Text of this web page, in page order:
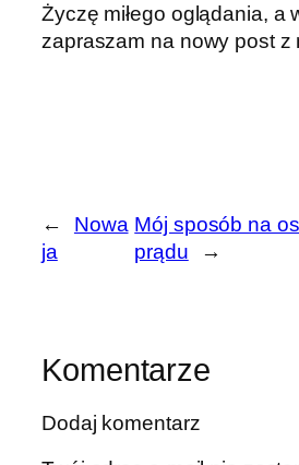
Życzę miłego oglądania, a
zapraszam na nowy post z
←
Nowa
ja
Mój sposób na
prądu
→
Komentarze
Dodaj komentarz